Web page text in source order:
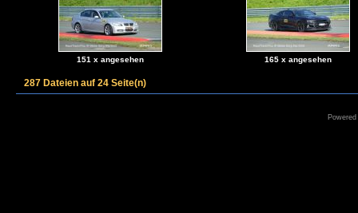
151 x angesehen 165 x angesehen
287 Dateien auf 24 Seite(n)